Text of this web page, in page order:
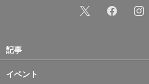
記事
イベント